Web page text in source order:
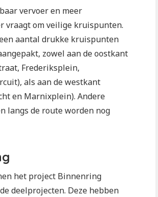
vervoer en meer
vraagt om veilige kruispunten.
aantal drukke kruispunten
zowel aan de oostkant
Frederiksplein,
als aan de westkant
en Marnixplein). Andere
langs de route worden nog
het project Binnenring
deelprojecten. Deze hebben